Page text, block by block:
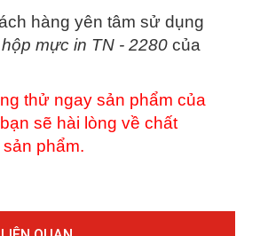
hàng yên tâm sử dụng
hộp mực in TN - 2280 của
thử ngay sản phẩm của
sẽ hài lòng về chất
phẩm.